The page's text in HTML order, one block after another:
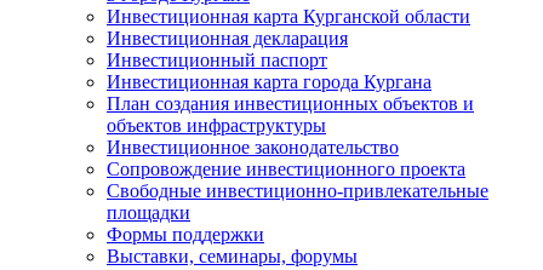
Инвестиционная карта Курганской области
Инвестиционная декларация
Инвестиционный паспорт
Инвестиционная карта города Кургана
План создания инвестиционных объектов и
объектов инфраструктуры
Инвестиционное законодательство
Сопровождение инвестиционного проекта
Свободные инвестиционно-привлекательные
площадки
Формы поддержки
Выставки, семинары, форумы